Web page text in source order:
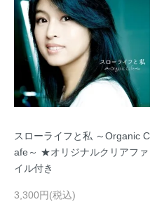
スローライフと私 ～Organic C
afe～ ★オリジナルクリアファ
イル付き
3,300円(税込)